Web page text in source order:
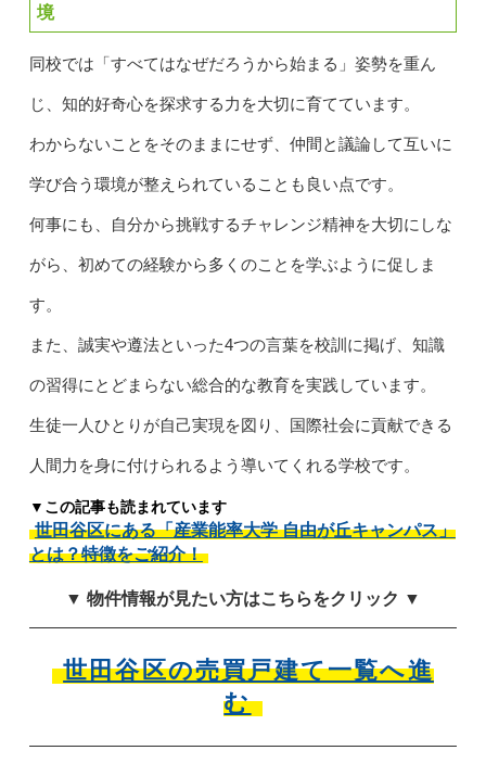
境
同校では「すべてはなぜだろうから始まる」姿勢を重ん
じ、知的好奇心を探求する力を大切に育てています。
わからないことをそのままにせず、仲間と議論して互いに
学び合う環境が整えられていることも良い点です。
何事にも、自分から挑戦するチャレンジ精神を大切にしな
がら、初めての経験から多くのことを学ぶように促しま
す。
また、誠実や遵法といった4つの言葉を校訓に掲げ、知識
の習得にとどまらない総合的な教育を実践しています。
生徒一人ひとりが自己実現を図り、国際社会に貢献できる
人間力を身に付けられるよう導いてくれる学校です。
▼この記事も読まれています
世田谷区にある「産業能率大学 自由が丘キャンパス」
とは？特徴をご紹介！
▼ 物件情報が見たい方はこちらをクリック ▼
世田谷区の売買戸建て一覧へ進
む